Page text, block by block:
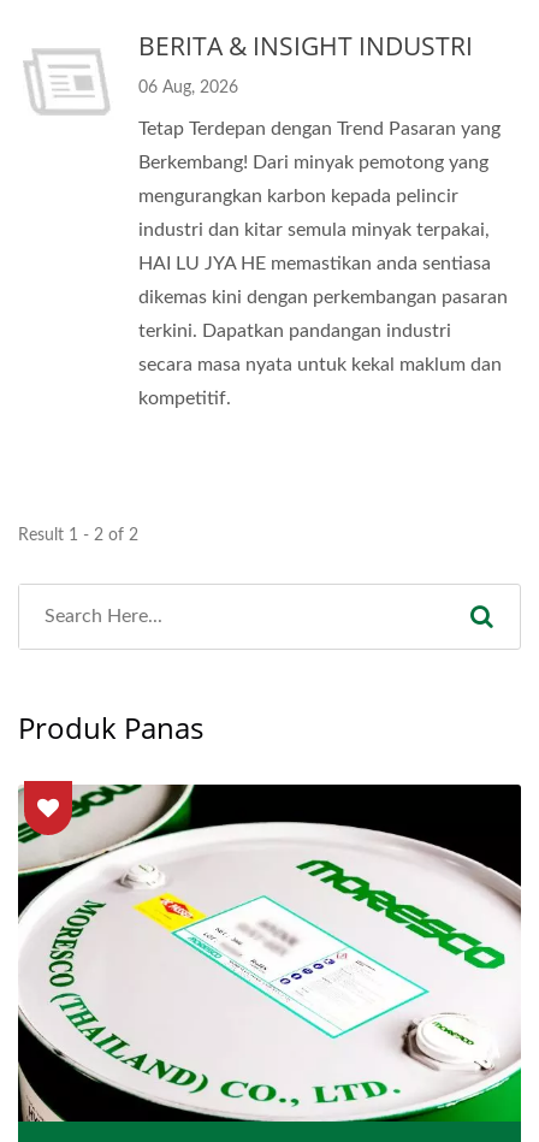
BERITA & INSIGHT INDUSTRI
06 Aug, 2026
Tetap Terdepan dengan Trend Pasaran yang
Berkembang! Dari minyak pemotong yang
mengurangkan karbon kepada pelincir
industri dan kitar semula minyak terpakai,
HAI LU JYA HE memastikan anda sentiasa
dikemas kini dengan perkembangan pasaran
terkini. Dapatkan pandangan industri
secara masa nyata untuk kekal maklum dan
kompetitif.
Result 1 - 2 of 2
Produk Panas